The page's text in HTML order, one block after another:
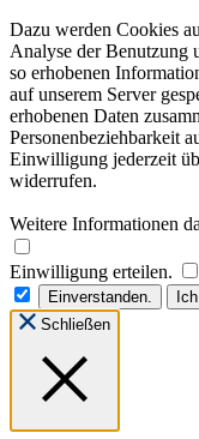
Dazu werden Cookies
Analyse der Benutzung
so erhobenen
auf unserem Server
erhobenen Daten
Personenbeziehbarkeit
Einwilligung jederzeit
widerrufen.
Weitere Informationen
Einwilligung erteilen.
Einverstanden.
Schließen